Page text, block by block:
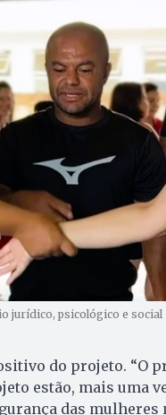
jurídico, psicológico e social
do projeto. “O
estão, mais uma
das mulheres